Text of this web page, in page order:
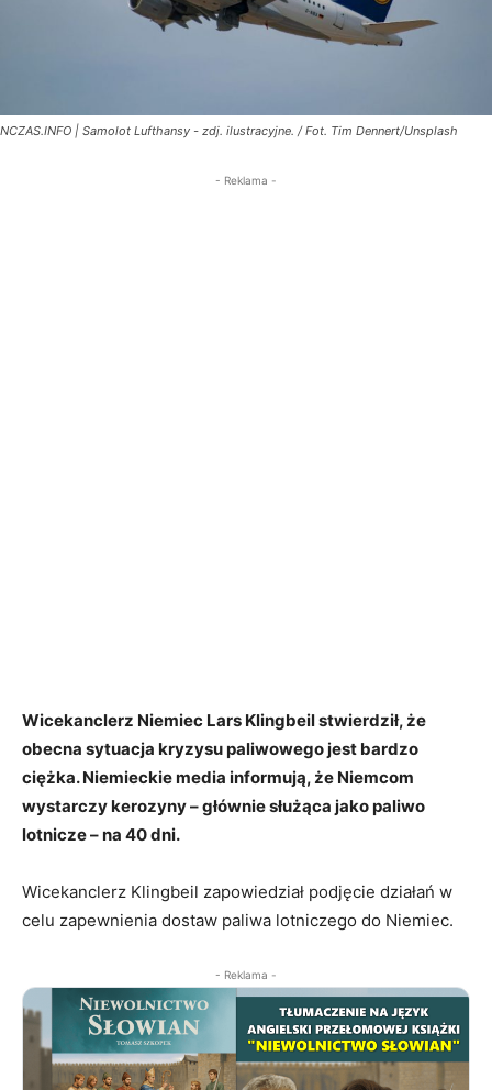
NCZAS.INFO | Samolot Lufthansy - zdj. ilustracyjne. / Fot. Tim Dennert/Unsplash
- Reklama -
Wicekanclerz Niemiec Lars Klingbeil stwierdził, że
obecna sytuacja kryzysu paliwowego jest bardzo
ciężka. Niemieckie media informują, że Niemcom
wystarczy kerozyny – głównie służąca jako paliwo
lotnicze – na 40 dni.
Wicekanclerz Klingbeil zapowiedział podjęcie działań w
celu zapewnienia dostaw paliwa lotniczego do Niemiec.
- Reklama -